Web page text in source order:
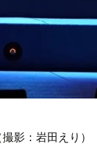
撮影：岩田えり）